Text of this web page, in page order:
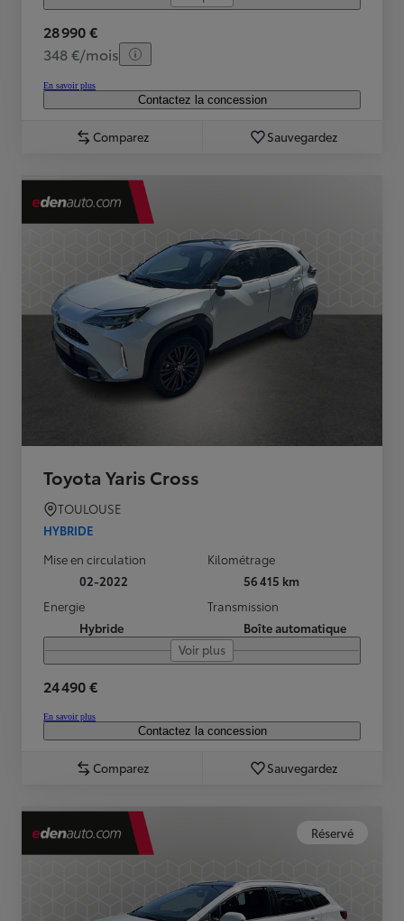
28 990 €
348 €/mois
En savoir plus
Contactez la concession
Comparez Sauvegardez
Toyota Yaris Cross
TOULOUSE
HYBRIDE
Mise en circulation
02-2022
Kilométrage
56 415 km
Energie
Hybride
Transmission
Boîte automatique
Voir plus
24 490 €
En savoir plus
Contactez la concession
Comparez Sauvegardez
Réservé